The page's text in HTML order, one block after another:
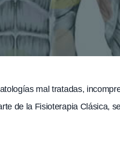
mal tratadas,
de la Fisioterapia Clásica,